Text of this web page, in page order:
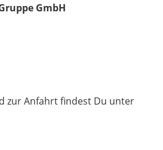
GmbH
zur Anfahrt findest Du unter